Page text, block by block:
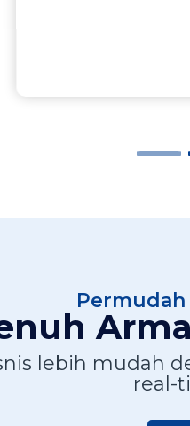
lebih mudah
real-